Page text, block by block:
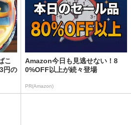
こ
円の
Amazon今日も見逃せない！8
0%OFF以上が続々登場
PR(Amazon)